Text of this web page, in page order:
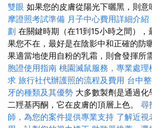
雙眼 如果您的皮膚從陽光下曬黑，則意
摩證照考試準備 月子中心費用詳細介
劃 在關鍵時期（在11到15小時之間），
果您不在，最好是在陰影中和正確的防
果適當地使用自粉的乳霜，則會發揮所
胞證使用指南 桃園滅鼠服務，專業處理
求 旅行社代辦護照的流程及費用 台中
牙的種類及其優勢 大多數製劑是通過
二羥基丙酮，它在皮膚的頂層上色。 尋
師，為您的案件提供專業支持 了解近視